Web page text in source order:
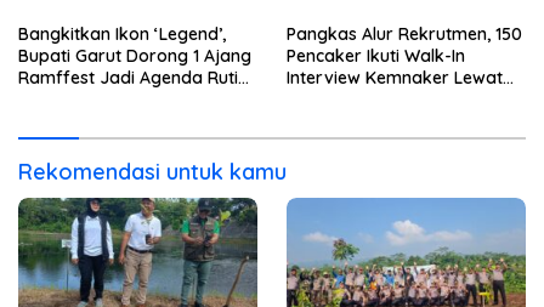
Bangkitkan Ikon ‘Legend’,
Bupati Garut Dorong 1 Ajang
Ramffest Jadi Agenda Rutin
Pangkas Alur Rekrutmen, 150
Pencaker Ikuti Walk-In
Interview Kemnaker Lewat
Rekomendasi untuk kamu